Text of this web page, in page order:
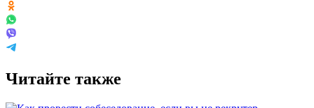
Читайте также